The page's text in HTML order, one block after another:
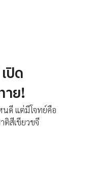
ปิด
ย!
นดี แต่มีโจทย์คือ
ติสีเขียวขจี